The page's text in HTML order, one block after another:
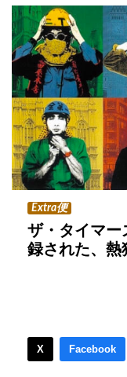
Extra便
ザ・タイマ
録された、熱
X Facebook